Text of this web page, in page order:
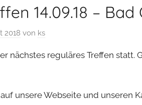
14.09.18 – Bad
2018 von ks
nächstes reguläres Treffen statt.
unsere Webseite und unseren